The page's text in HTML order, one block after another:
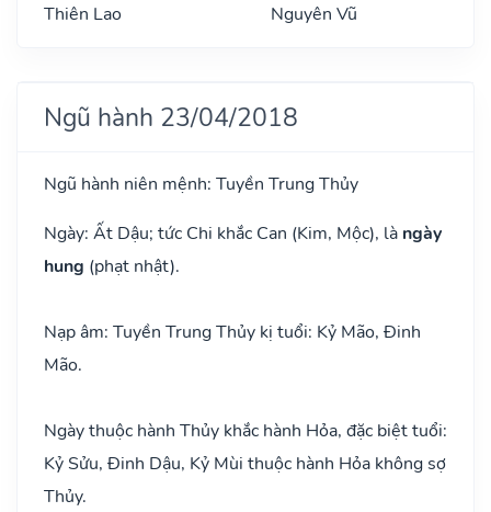
Thiên Lao
Nguyên Vũ
Ngũ hành 23/04/2018
Ngũ hành niên mệnh: Tuyền Trung Thủy
Ngày: Ất Dậu; tức Chi khắc Can (Kim, Mộc), là ngày
hung (phạt nhật).
Nạp âm: Tuyền Trung Thủy kị tuổi: Kỷ Mão, Đinh
Mão.
Ngày thuộc hành Thủy khắc hành Hỏa, đặc biệt tuổi:
Kỷ Sửu, Đinh Dậu, Kỷ Mùi thuộc hành Hỏa không sợ
Thủy.